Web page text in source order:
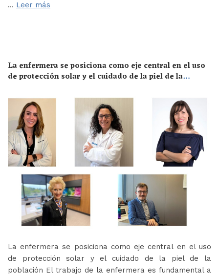
… Leer más
La enfermera se posiciona como eje central en el uso
de protección solar y el cuidado de la piel de la
La enfermera se posiciona como eje central en el uso
de protección solar y el cuidado de la piel de la
población El trabajo de la enfermera es fundamental a